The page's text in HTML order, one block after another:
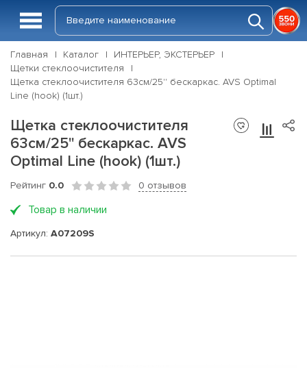
Главная Каталог
ИНТЕРЬЕР, ЭКСТЕРЬЕР
Щетки стеклоочистителя
Щетка стеклоочистителя 63см/25'' бескаркас. AVS Optimal
Line (hook) (1шт.)
Щетка стеклоочистителя
63см/25'' бескаркас. AVS
Optimal Line (hook) (1шт.)
Рейтинг 0.0 0 отзывов
Товар в наличии
Артикул: A07209S